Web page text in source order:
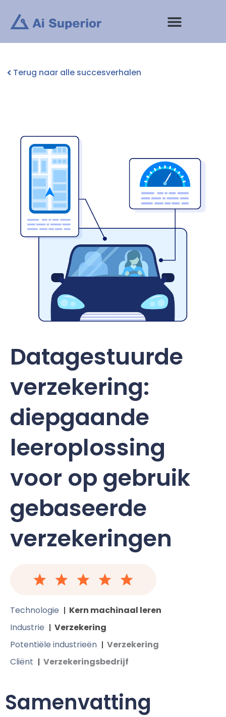
inhoud
Terug naar alle succesverhalen
Datagestuurde
verzekering:
diepgaande
leeroplossing
voor op gebruik
gebaseerde
verzekeringen
Technologie
Kern machinaal leren
Industrie
Verzekering
Potentiële industrieën
Verzekering
Cliënt
Verzekeringsbedrijf
Samenvatting